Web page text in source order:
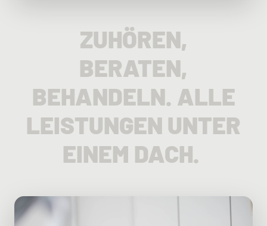
ZUHÖREN,
BERATEN,
BEHANDELN. ALLE
LEISTUNGEN UNTER
EINEM DACH.